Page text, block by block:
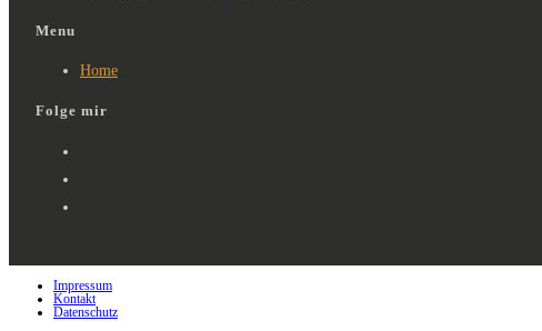
Menu
Home
Folge mir
Impressum
Kontakt
Datenschutz